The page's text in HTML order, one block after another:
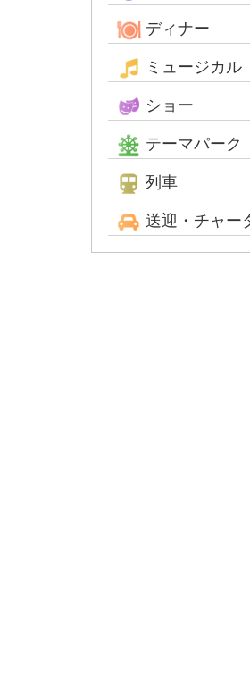
ディナー
ミュージカル
ショー
テーマパーク
列車
送迎・チャー